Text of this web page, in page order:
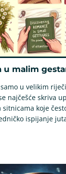
u malim
u velikim
najčešće skriva
sitnicama koje
ispijanje